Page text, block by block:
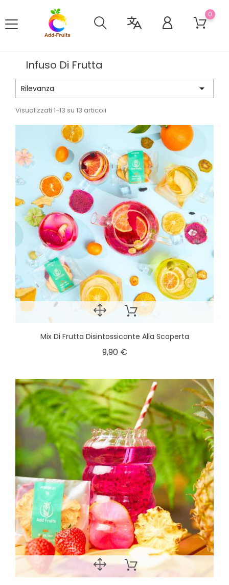
0
Infuso Di Frutta
Rilevanza 
Visualizzati 1-13 su 13 articoli
Mix Di Frutta Disintossicante Alla Scoperta
9,90 €